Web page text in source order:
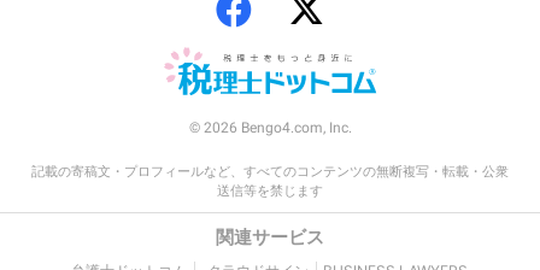
© 2026 Bengo4.com, Inc.
記載の寄稿文・プロフィールなど、すべてのコンテンツの無断複写・転載・公衆
送信等を禁じます
関連サービス